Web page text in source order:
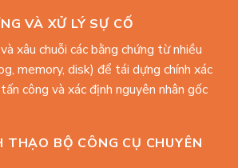
VÀ XỬ LÝ SỰ CỐ
xâu chuỗi các bằng chứng từ nhiều
memory, disk) để tái dựng chính xác
công và xác định nguyên nhân gốc
THẠO BỘ CÔNG CỤ CHUYÊN